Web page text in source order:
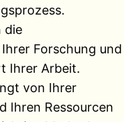
die
Forschung und
Ihrer Arbeit.
von Ihrer
Ihren Ressourcen